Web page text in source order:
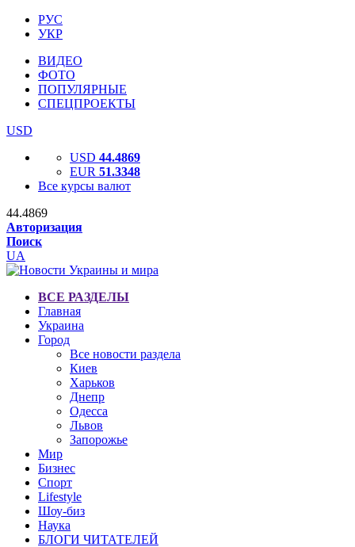
РУС
УКР
ВИДЕО
ФОТО
ПОПУЛЯРНЫЕ
СПЕЦПРОЕКТЫ
USD
USD 44.4869
EUR 51.3348
Все курсы валют
44.4869
Авторизация
Поиск
UA
ВСЕ РАЗДЕЛЫ
Главная
Украина
Город
Все новости раздела
Киев
Харьков
Днепр
Одесса
Львов
Запорожье
Мир
Бизнес
Спорт
Lifestyle
Шоу-биз
Наука
БЛОГИ ЧИТАТЕЛЕЙ